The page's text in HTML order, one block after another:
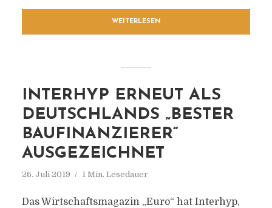
WEITERLESEN
INTERHYP ERNEUT ALS
DEUTSCHLANDS „BESTER
BAUFINANZIERER“
AUSGEZEICHNET
26. Juli 2019 1 Min. Lesedauer
Das Wirtschaftsmagazin „Euro“ hat Interhyp,